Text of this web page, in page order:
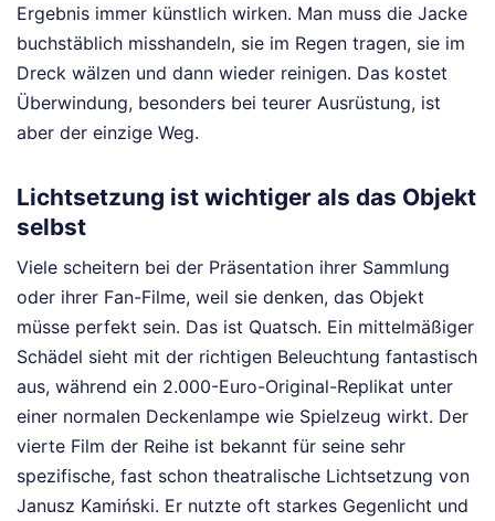
Ergebnis immer künstlich wirken. Man muss die Jacke
buchstäblich misshandeln, sie im Regen tragen, sie im
Dreck wälzen und dann wieder reinigen. Das kostet
Überwindung, besonders bei teurer Ausrüstung, ist
aber der einzige Weg.
Lichtsetzung ist wichtiger als das Objekt
selbst
Viele scheitern bei der Präsentation ihrer Sammlung
oder ihrer Fan-Filme, weil sie denken, das Objekt
müsse perfekt sein. Das ist Quatsch. Ein mittelmäßiger
Schädel sieht mit der richtigen Beleuchtung fantastisch
aus, während ein 2.000-Euro-Original-Replikat unter
einer normalen Deckenlampe wie Spielzeug wirkt. Der
vierte Film der Reihe ist bekannt für seine sehr
spezifische, fast schon theatralische Lichtsetzung von
Janusz Kamiński. Er nutzte oft starkes Gegenlicht und